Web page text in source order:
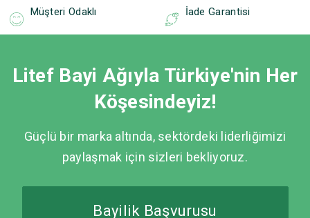
Müşteri Odaklı İade Garantisi
Litef Bayi Ağıyla Türkiye'nin Her
Köşesindeyiz!
Güçlü bir marka altında, sektördeki liderliğimizi
paylaşmak için sizleri bekliyoruz.
Bayilik Başvurusu